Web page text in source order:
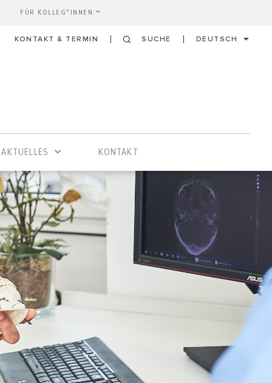
FÜR KOLLEG*INNEN
KONTAKT & TERMIN SUCHE DEUTSCH
AKTUELLES KONTAKT